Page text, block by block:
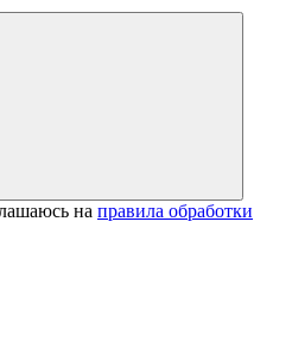
на правила обработки